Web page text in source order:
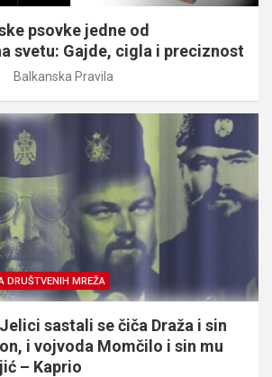
psovke jedne od
svetu: Gajde, cigla i preciznost
Balkanska Pravila
DRUŠTVENIH MREŽA
sastali se čiča Draža i sin
i vojvoda Momčilo i sin mu
– Kaprio